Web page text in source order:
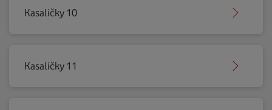
Kasaličky 10
Kasaličky 11